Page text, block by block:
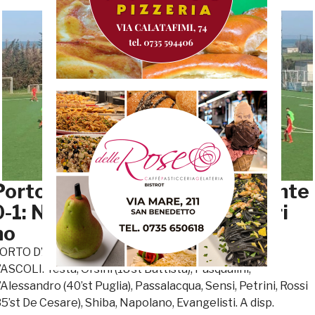
d’Ascoli-Valdichienti Ponte
1: Napolano sbaglia, Palmieri
D’ASCOLI-VALDICHIENTI PONTE 0-1 PORTO
Testa, Orsini (18’st Battista), Pasqualini,
(40’st Puglia), Passalacqua, Sensi, Petrini, Rossi
De Cesare), Shiba, Napolano, Evangelisti. A disp.